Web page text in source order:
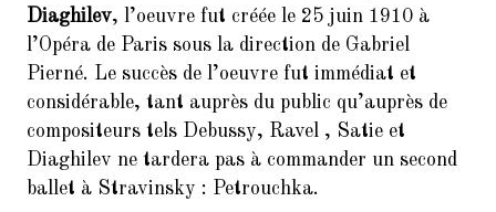
Diaghilev, l’oeuvre fut créée le 25 juin 1910 à
l’Opéra de Paris sous la direction de Gabriel
Pierné. Le succès de l’oeuvre fut immédiat et
considérable, tant auprès du public qu’auprès de
compositeurs tels Debussy, Ravel , Satie et
Diaghilev ne tardera pas à commander un second
ballet à Stravinsky : Petrouchka.